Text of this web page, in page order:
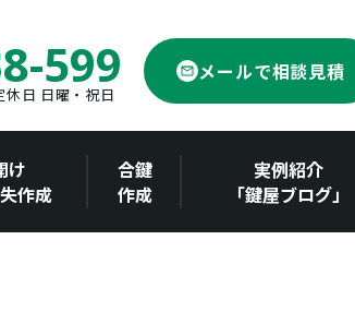
599
日 日曜・祝日
メールで相談見積
け
作成
合鍵
作成
実例紹介
「鍵屋ブログ」